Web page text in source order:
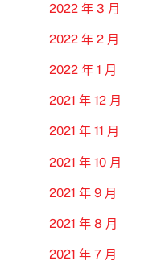
2022 年 3 月
2022 年 2 月
2022 年 1 月
2021 年 12 月
2021 年 11 月
2021 年 10 月
2021 年 9 月
2021 年 8 月
2021 年 7 月